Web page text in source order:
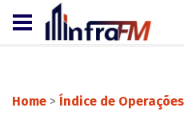
Home > Índice de Operações